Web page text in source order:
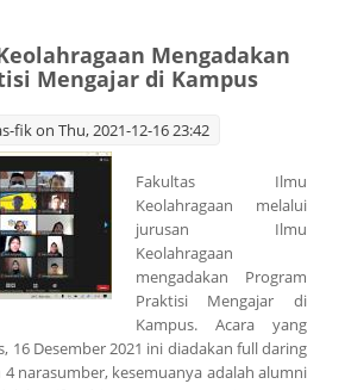
Mengadakan
Mengajar di Kampus
fikon Thu, 2021-12-16 23:42
Fakultas Ilmu
Keolahragaan melalui
jurusan Ilmu
Keolahragaan
mengadakan Program
Praktisi Mengajar di
Kampus. Acara yang
16 Desember 2021 ini diadakan full daring
narasumber, kesemuanya adalah alumni